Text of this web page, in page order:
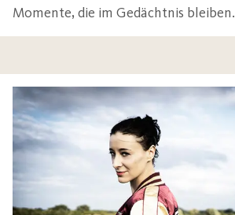
Momente, die im Gedächtnis bleiben.